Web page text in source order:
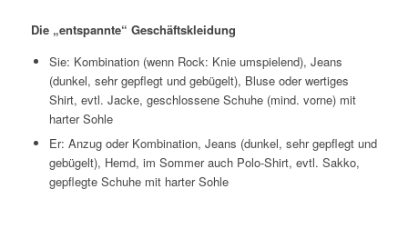
Die „entspannte“ Geschäftskleidung
Sie: Kombination (wenn Rock: Knie umspielend), Jeans
(dunkel, sehr gepflegt und gebügelt), Bluse oder wertiges
Shirt, evtl. Jacke, geschlossene Schuhe (mind. vorne) mit
harter Sohle
Er: Anzug oder Kombination, Jeans (dunkel, sehr gepflegt und
gebügelt), Hemd, im Sommer auch Polo-Shirt, evtl. Sakko,
gepflegte Schuhe mit harter Sohle